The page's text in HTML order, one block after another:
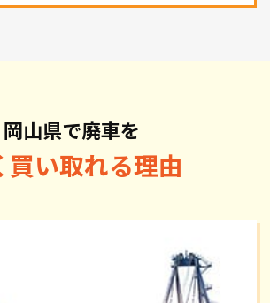
岡山県で廃車を
買い取れる理由